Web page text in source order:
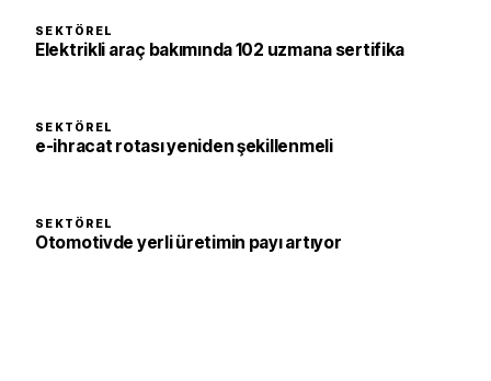
SEKTÖREL
Elektrikli araç bakımında 102 uzmana sertifika
SEKTÖREL
e-ihracat rotası yeniden şekillenmeli
SEKTÖREL
Otomotivde yerli üretimin payı artıyor